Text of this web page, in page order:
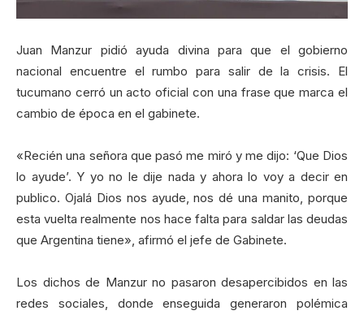
Juan Manzur pidió ayuda divina para que el gobierno
nacional encuentre el rumbo para salir de la crisis. El
tucumano cerró un acto oficial con una frase que marca el
cambio de época en el gabinete.
«Recién una señora que pasó me miró y me dijo: ‘Que Dios
lo ayude’. Y yo no le dije nada y ahora lo voy a decir en
publico. Ojalá Dios nos ayude, nos dé una manito, porque
esta vuelta realmente nos hace falta para saldar las deudas
que Argentina tiene», afirmó el jefe de Gabinete.
Los dichos de Manzur no pasaron desapercibidos en las
redes sociales, donde enseguida generaron polémica